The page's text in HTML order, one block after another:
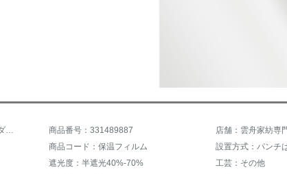
商品名称：カブコム華冬季ベルダン防風窓密封保温カーターテン防寒室断熱プラスチック膜ファスナー保温カーターテン無ファスナーオーダダカーン無ファスナーオーダカーン一平方提供サイズオーダカーン 商品番号：331489887
店舗：雲舟家紡専
商品コード：保温フィルム
遮光度：半遮光40%-70%
工芸：その他